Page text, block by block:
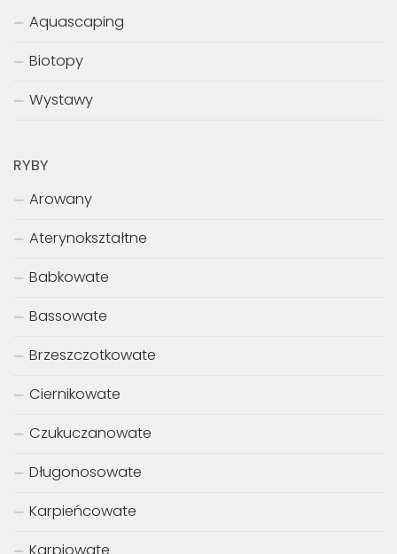
Aquascaping
Biotopy
Wystawy
RYBY
Arowany
Aterynokształtne
Babkowate
Bassowate
Brzeszczotkowate
Ciernikowate
Czukuczanowate
Długonosowate
Karpieńcowate